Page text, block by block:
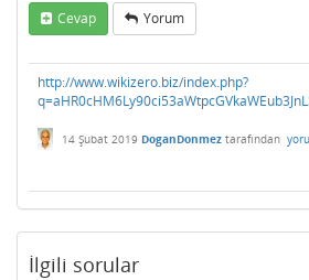
Cevap Yorum
http://www.wikizero.biz/index.php?
14 Şubat 2019 DoganDonmez tarafından
İlgili sorular